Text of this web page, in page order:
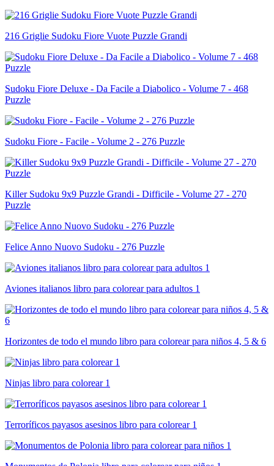
216 Griglie Sudoku Fiore Vuote Puzzle Grandi
Sudoku Fiore Deluxe - Da Facile a Diabolico - Volume 7 - 468
Puzzle
Sudoku Fiore - Facile - Volume 2 - 276 Puzzle
Killer Sudoku 9x9 Puzzle Grandi - Difficile - Volume 27 - 270
Puzzle
Felice Anno Nuovo Sudoku - 276 Puzzle
Aviones italianos libro para colorear para adultos 1
Horizontes de todo el mundo libro para colorear para niños 4, 5 & 6
Ninjas libro para colorear 1
Terroríficos payasos asesinos libro para colorear 1